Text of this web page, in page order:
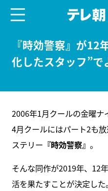
『時効警察』が12
化したスタッフ”で
2006年1月クールの金曜
4月クールにはパート2も
ステリー 『時効警察』 。
そんな同作が2019年、12
活を果たすことが決定した。